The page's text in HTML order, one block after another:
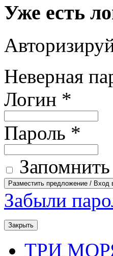
Уже есть
Неверная
Логин *
Пароль *
Забыли
Закрыть
ТРИ